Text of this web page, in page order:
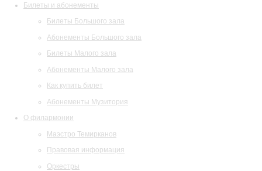
Билеты и абонементы
Билеты Большого зала
Абонементы Большого зала
Билеты Малого зала
Абонементы Малого зала
Как купить билет
Абонементы Музитория
О филармонии
Маэстро Темирканов
Правовая информация
Оркестры